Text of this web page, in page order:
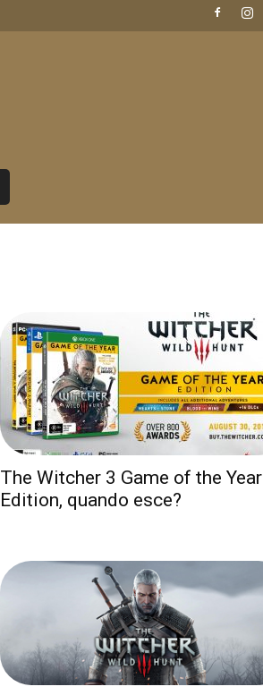
The Witcher 3 Game of the Year
Edition, quando esce?